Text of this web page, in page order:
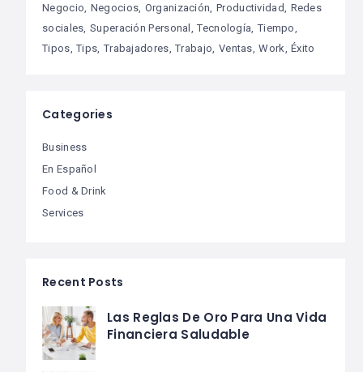
Negocio Negocios Organización Productividad Redes
sociales Superación Personal Tecnología Tiempo
Tipos Tips Trabajadores Trabajo Ventas Work Éxito
Categories
Business
En Español
Food & Drink
Services
Recent Posts
Las Reglas De Oro Para Una Vida
Financiera Saludable